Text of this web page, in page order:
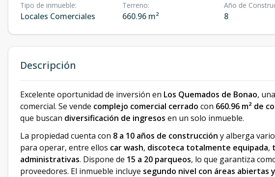
Tipo de inmueble:
Locales Comerciales
Terreno:
660.96 m²
Año de
8
Descripción
Excelente oportunidad de inversión en Los Quemados de Bonao,
comercial. Se vende complejo comercial cerrado con 660.96 m² de
que buscan diversificación de ingresos en un solo inmueble.
La propiedad cuenta con 8 a 10 años de construcción y alberga
para operar, entre ellos car wash, discoteca totalmente equipada,
administrativas. Dispone de 15 a 20 parqueos, lo que garantiza
proveedores. El inmueble incluye segundo nivel con áreas abiertas